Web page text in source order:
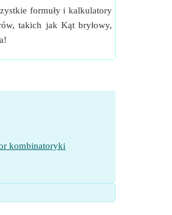
formuły i kalkulatory
takich jak Kąt bryłowy,
kombinatoryki